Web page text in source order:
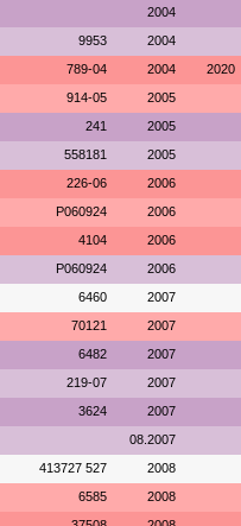
2004
9953 2004
789-04 2004 2020
914-05 2005
241 2005
558181 2005
226-06 2006
P060924 2006
4104 2006
P060924 2006
6460 2007
70121 2007
6482 2007
219-07 2007
3624 2007
08.2007
413727 527 2008
6585 2008